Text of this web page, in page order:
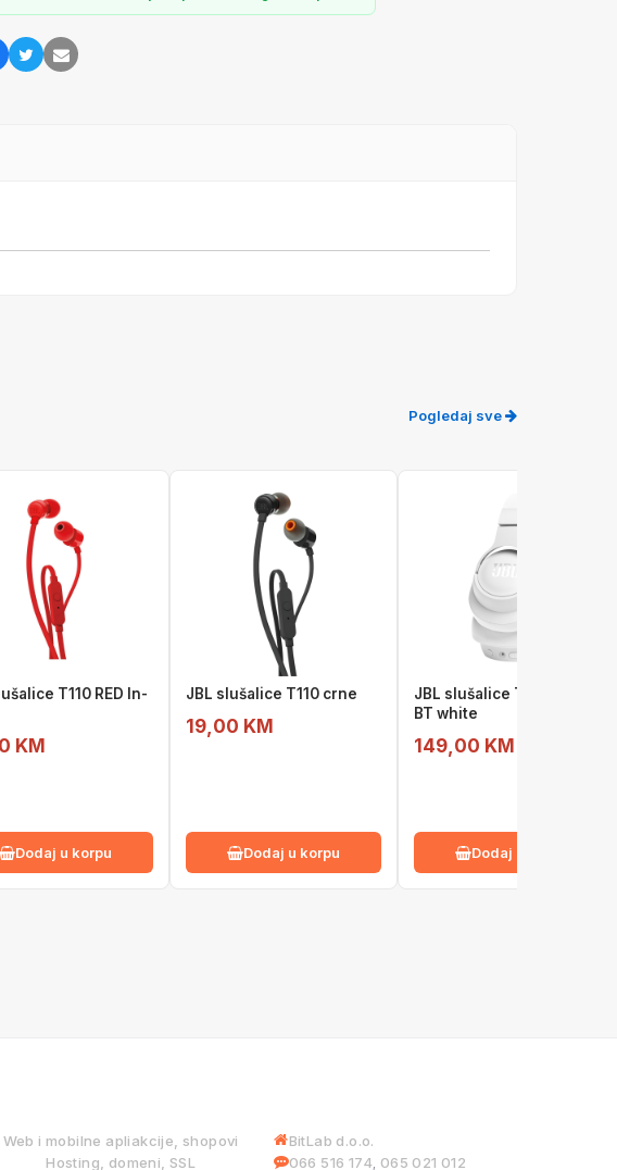
Pogledaj sve
T110 RED In-
KM
Dodaj u korpu
JBL slušalice T110 crne
19,00 KM
Dodaj u korpu
JBL slušalice TUNE 720BT
BT white
149,00 KM
Dodaj u korpu
Web i mobilne apliakcije, shopovi
Hosting, domeni, SSL
BitLab d.o.o.
066 516 174, 065 021 012